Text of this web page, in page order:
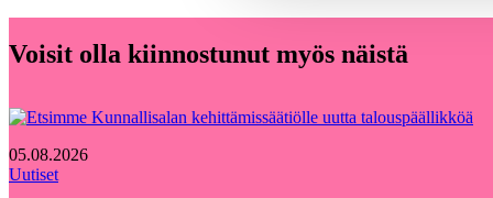
Voisit olla kiinnostunut myös näistä
05.08.2026
Uutiset